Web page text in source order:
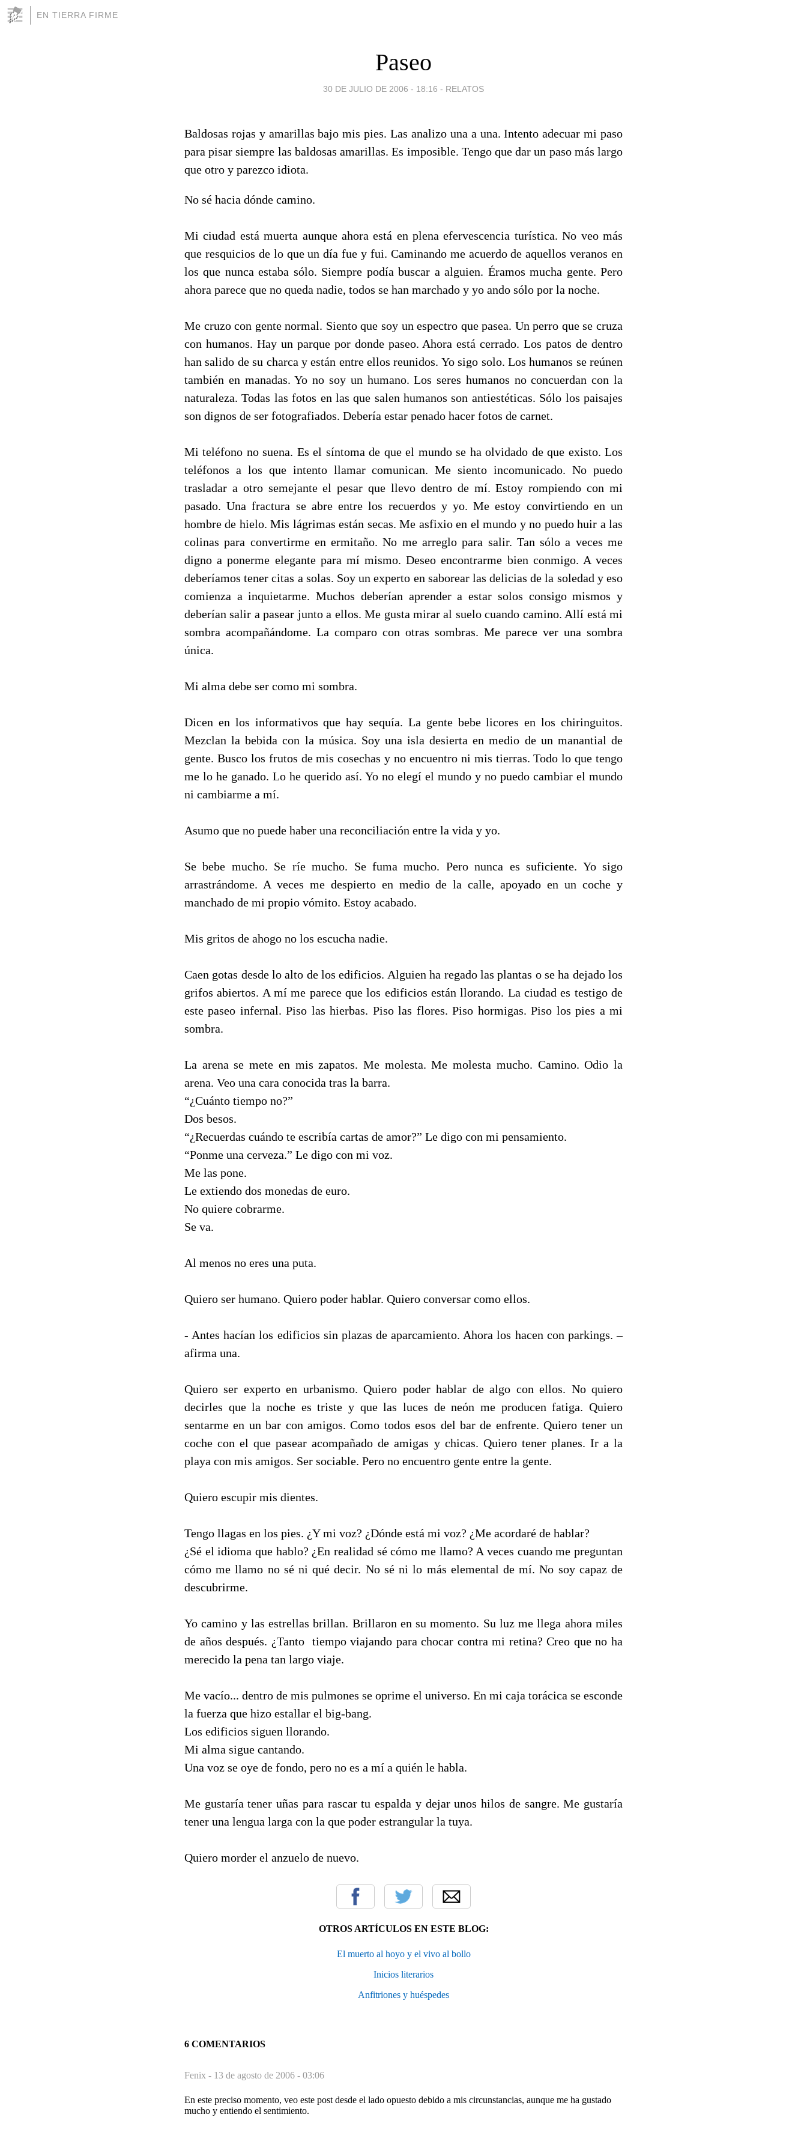
EN TIERRA FIRME
Paseo
30 DE JULIO DE 2006 - 18:16 - RELATOS
Baldosas rojas y amarillas bajo mis pies. Las analizo una a una. Intento adecuar mi paso
para pisar siempre las baldosas amarillas. Es imposible. Tengo que dar un paso más largo
que otro y parezco idiota.
No sé hacia dónde camino.
Mi ciudad está muerta aunque ahora está en plena efervescencia turística. No veo más
que resquicios de lo que un día fue y fui. Caminando me acuerdo de aquellos veranos en
los que nunca estaba sólo. Siempre podía buscar a alguien. Éramos mucha gente. Pero
ahora parece que no queda nadie, todos se han marchado y yo ando sólo por la noche.
Me cruzo con gente normal. Siento que soy un espectro que pasea. Un perro que se cruza
con humanos. Hay un parque por donde paseo. Ahora está cerrado. Los patos de dentro
han salido de su charca y están entre ellos reunidos. Yo sigo solo. Los humanos se reúnen
también en manadas. Yo no soy un humano. Los seres humanos no concuerdan con la
naturaleza. Todas las fotos en las que salen humanos son antiestéticas. Sólo los paisajes
son dignos de ser fotografiados. Debería estar penado hacer fotos de carnet.
Mi teléfono no suena. Es el síntoma de que el mundo se ha olvidado de que existo. Los
teléfonos a los que intento llamar comunican. Me siento incomunicado. No puedo
trasladar a otro semejante el pesar que llevo dentro de mí. Estoy rompiendo con mi
pasado. Una fractura se abre entre los recuerdos y yo. Me estoy convirtiendo en un
hombre de hielo. Mis lágrimas están secas. Me asfixio en el mundo y no puedo huir a las
colinas para convertirme en ermitaño. No me arreglo para salir. Tan sólo a veces me
digno a ponerme elegante para mí mismo. Deseo encontrarme bien conmigo. A veces
deberíamos tener citas a solas. Soy un experto en saborear las delicias de la soledad y eso
comienza a inquietarme. Muchos deberían aprender a estar solos consigo mismos y
deberían salir a pasear junto a ellos. Me gusta mirar al suelo cuando camino. Allí está mi
sombra acompañándome. La comparo con otras sombras. Me parece ver una sombra
única.
Mi alma debe ser como mi sombra.
Dicen en los informativos que hay sequía. La gente bebe licores en los chiringuitos.
Mezclan la bebida con la música. Soy una isla desierta en medio de un manantial de
gente. Busco los frutos de mis cosechas y no encuentro ni mis tierras. Todo lo que tengo
me lo he ganado. Lo he querido así. Yo no elegí el mundo y no puedo cambiar el mundo
ni cambiarme a mí.
Asumo que no puede haber una reconciliación entre la vida y yo.
Se bebe mucho. Se ríe mucho. Se fuma mucho. Pero nunca es suficiente. Yo sigo
arrastrándome. A veces me despierto en medio de la calle, apoyado en un coche y
manchado de mi propio vómito. Estoy acabado.
Mis gritos de ahogo no los escucha nadie.
Caen gotas desde lo alto de los edificios. Alguien ha regado las plantas o se ha dejado los
grifos abiertos. A mí me parece que los edificios están llorando. La ciudad es testigo de
este paseo infernal. Piso las hierbas. Piso las flores. Piso hormigas. Piso los pies a mi
sombra.
La arena se mete en mis zapatos. Me molesta. Me molesta mucho. Camino. Odio la
arena. Veo una cara conocida tras la barra.
“¿Cuánto tiempo no?”
Dos besos.
“¿Recuerdas cuándo te escribía cartas de amor?” Le digo con mi pensamiento.
“Ponme una cerveza.” Le digo con mi voz.
Me las pone.
Le extiendo dos monedas de euro.
No quiere cobrarme.
Se va.
Al menos no eres una puta.
Quiero ser humano. Quiero poder hablar. Quiero conversar como ellos.
- Antes hacían los edificios sin plazas de aparcamiento. Ahora los hacen con parkings. –
afirma una.
Quiero ser experto en urbanismo. Quiero poder hablar de algo con ellos. No quiero
decirles que la noche es triste y que las luces de neón me producen fatiga. Quiero
sentarme en un bar con amigos. Como todos esos del bar de enfrente. Quiero tener un
coche con el que pasear acompañado de amigas y chicas. Quiero tener planes. Ir a la
playa con mis amigos. Ser sociable. Pero no encuentro gente entre la gente.
Quiero escupir mis dientes.
Tengo llagas en los pies. ¿Y mi voz? ¿Dónde está mi voz? ¿Me acordaré de hablar?
¿Sé el idioma que hablo? ¿En realidad sé cómo me llamo? A veces cuando me preguntan
cómo me llamo no sé ni qué decir. No sé ni lo más elemental de mí. No soy capaz de
descubrirme.
Yo camino y las estrellas brillan. Brillaron en su momento. Su luz me llega ahora miles
de años después. ¿Tanto tiempo viajando para chocar contra mi retina? Creo que no ha
merecido la pena tan largo viaje.
Me vacío... dentro de mis pulmones se oprime el universo. En mi caja torácica se esconde
la fuerza que hizo estallar el big-bang.
Los edificios siguen llorando.
Mi alma sigue cantando.
Una voz se oye de fondo, pero no es a mí a quién le habla.
Me gustaría tener uñas para rascar tu espalda y dejar unos hilos de sangre. Me gustaría
tener una lengua larga con la que poder estrangular la tuya.
Quiero morder el anzuelo de nuevo.
OTROS ARTÍCULOS EN ESTE BLOG:
El muerto al hoyo y el vivo al bollo
Inicios literarios
Anfitriones y huéspedes
6 COMENTARIOS
Fenix - 13 de agosto de 2006 - 03:06
En este preciso momento, veo este post desde el lado opuesto debido a mis circunstancias, aunque me ha gustado
mucho y entiendo el sentimiento.